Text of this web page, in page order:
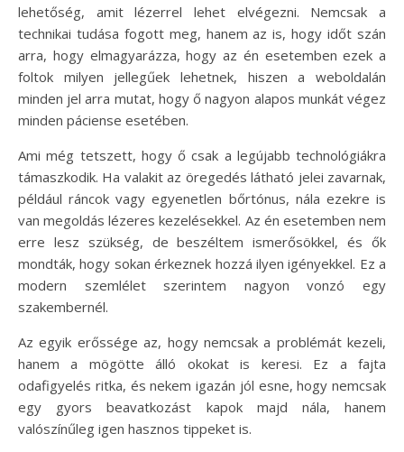
lehetőség, amit lézerrel lehet elvégezni. Nemcsak a
technikai tudása fogott meg, hanem az is, hogy időt szán
arra, hogy elmagyarázza, hogy az én esetemben ezek a
foltok milyen jellegűek lehetnek, hiszen a weboldalán
minden jel arra mutat, hogy ő nagyon alapos munkát végez
minden páciense esetében.
Ami még tetszett, hogy ő csak a legújabb technológiákra
támaszkodik. Ha valakit az öregedés látható jelei zavarnak,
például ráncok vagy egyenetlen bőrtónus, nála ezekre is
van megoldás lézeres kezelésekkel. Az én esetemben nem
erre lesz szükség, de beszéltem ismerősökkel, és ők
mondták, hogy sokan érkeznek hozzá ilyen igényekkel. Ez a
modern szemlélet szerintem nagyon vonzó egy
szakembernél.
Az egyik erőssége az, hogy nemcsak a problémát kezeli,
hanem a mögötte álló okokat is keresi. Ez a fajta
odafigyelés ritka, és nekem igazán jól esne, hogy nemcsak
egy gyors beavatkozást kapok majd nála, hanem
valószínűleg igen hasznos tippeket is.